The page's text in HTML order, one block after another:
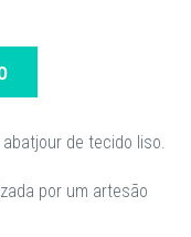
de tecido liso.
por um artesão